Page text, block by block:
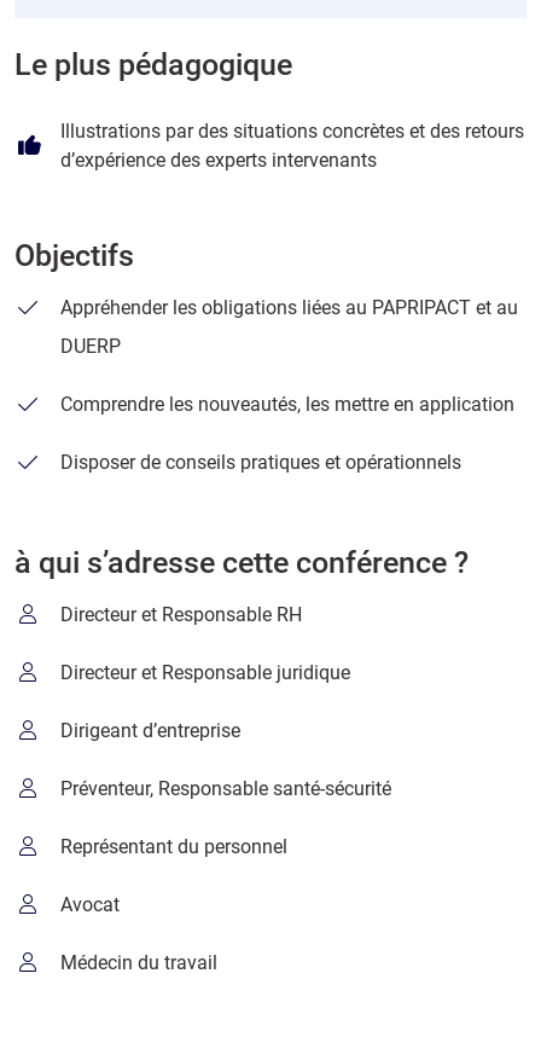
Le plus pédagogique
Illustrations par des situations concrètes et des retours
d’expérience des experts intervenants
Objectifs
Appréhender les obligations liées au PAPRIPACT et au
DUERP
Comprendre les nouveautés, les mettre en application
Disposer de conseils pratiques et opérationnels
à qui s’adresse cette conférence ?
Directeur et Responsable RH
Directeur et Responsable juridique
Dirigeant d’entreprise
Préventeur, Responsable santé-sécurité
Représentant du personnel
Avocat
Médecin du travail